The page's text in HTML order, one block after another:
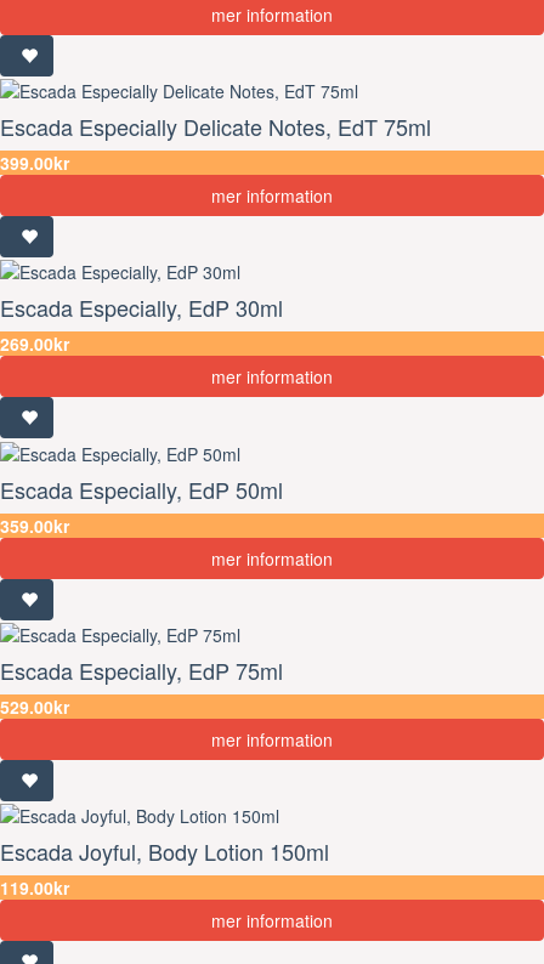
mer information
Escada Especially Delicate Notes, EdT 75ml
399.00kr
mer information
Escada Especially, EdP 30ml
269.00kr
mer information
Escada Especially, EdP 50ml
359.00kr
mer information
Escada Especially, EdP 75ml
529.00kr
mer information
Escada Joyful, Body Lotion 150ml
119.00kr
mer information